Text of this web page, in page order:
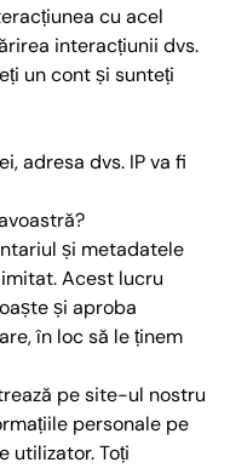
cu acel
interacțiunii dvs.
un cont și sunteți
adresa dvs. IP va fi
și metadatele
Acest lucru
și aproba
în loc să le ținem
pe site-ul nostru
personale pe
utilizator. Toți